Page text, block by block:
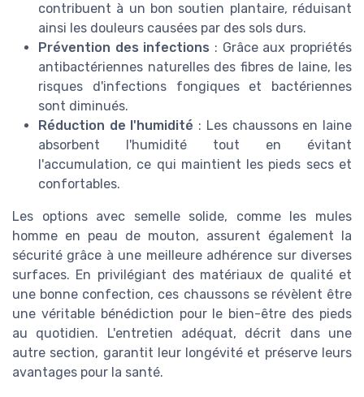
contribuent à un bon soutien plantaire, réduisant
ainsi les douleurs causées par des sols durs.
Prévention des infections : Grâce aux propriétés
antibactériennes naturelles des fibres de laine, les
risques d'infections fongiques et bactériennes
sont diminués.
Réduction de l'humidité : Les chaussons en laine
absorbent l'humidité tout en évitant
l'accumulation, ce qui maintient les pieds secs et
confortables.
Les options avec semelle solide, comme les mules
homme en peau de mouton, assurent également la
sécurité grâce à une meilleure adhérence sur diverses
surfaces. En privilégiant des matériaux de qualité et
une bonne confection, ces chaussons se révèlent être
une véritable bénédiction pour le bien-être des pieds
au quotidien. L'entretien adéquat, décrit dans une
autre section, garantit leur longévité et préserve leurs
avantages pour la santé.